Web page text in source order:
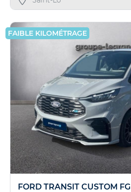
FAIBLE KILOMÉTRAGE
FORD TRANSIT CUSTOM FG